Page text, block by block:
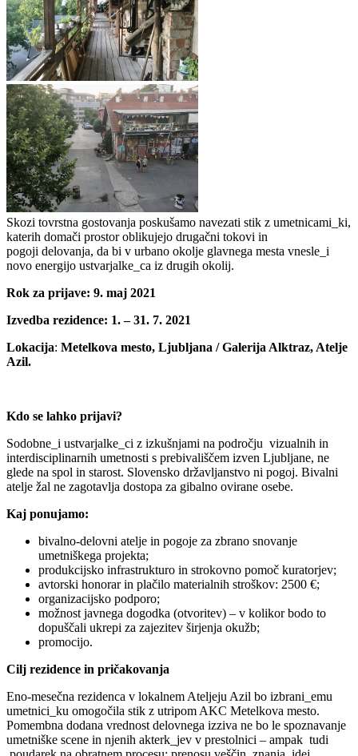
Skozi tovrstna gostovanja poskušamo navezati stik z umetnicami_ki,
katerih domači prostor oblikujejo drugačni tokovi in
pogoji delovanja, da bi v urbano okolje glavnega mesta vnesle_i
novo energijo ustvarjalke_ca iz drugih okolij.
Rok za prijave: 9. maj 2021
Izvedba rezidence: 1. – 31. 7. 2021
Lokacija: Metelkova mesto, Ljubljana / Galerija Alktraz, Atelje
Azil.
Kdo se lahko prijavi?
Sodobne_i ustvarjalke_ci z izkušnjami na področju vizualnih in
interdisciplinarnih umetnosti s prebivališčem izven Ljubljane, ne
glede na spol in starost. Slovensko državljanstvo ni pogoj. Bivalni
atelje žal ne zagotavlja dostopa za gibalno ovirane osebe.
Kaj ponujamo:
bivalno-delovni atelje in pogoje za zbrano snovanje
umetniškega projekta;
produkcijsko infrastrukturo in strokovno pomoč kuratorjev;
avtorski honorar in plačilo materialnih stroškov: 2500 €;
organizacijsko podporo;
možnost javnega dogodka (otvoritev) – v kolikor bodo to
dopuščali ukrepi za zajezitev širjenja okužb;
promocijo.
Cilj rezidence in pričakovanja
Eno-mesečna rezidenca v lokalnem Ateljeju Azil bo izbrani_emu
umetnici_ku omogočila stik z utripom AKC Metelkova mesto.
Pomembna dodana vrednost delovnega izziva ne bo le spoznavanje
umetniške scene in njenih akterk_jev v prestolnici – ampak tudi